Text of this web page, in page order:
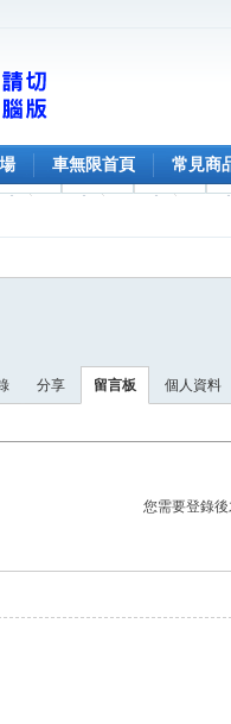
車無限首頁 常見商
分享 留言板 個人資料
您需要登錄